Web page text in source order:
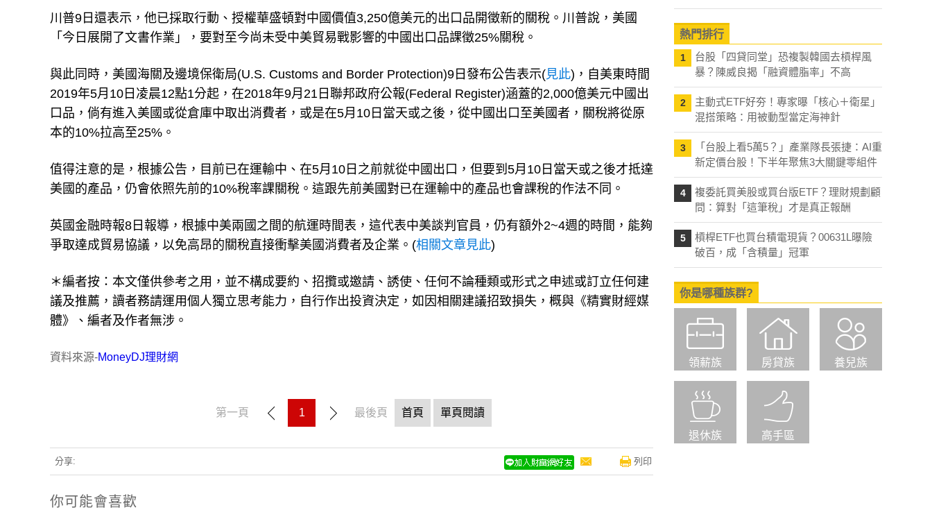
川普9日還表示，他已採取行動、授權華盛頓對中國價值3,250億美元的出口品開徵新的關稅。川普說，美國
「今日展開了文書作業」，要對至今尚未受中美貿易戰影響的中國出口品課徵25%關稅。
與此同時，美國海關及邊境保衛局(U.S. Customs and Border Protection)9日發布公告表示(見此)，自美東時間
2019年5月10日凌晨12點1分起，在2018年9月21日聯邦政府公報(Federal Register)涵蓋的2,000億美元中國出
口品，倘有進入美國或從倉庫中取出消費者，或是在5月10日當天或之後，從中國出口至美國者，關稅將從原
本的10%拉高至25%。
值得注意的是，根據公告，目前已在運輸中、在5月10日之前就從中國出口，但要到5月10日當天或之後才抵達
美國的產品，仍會依照先前的10%稅率課關稅。這跟先前美國對已在運輸中的產品也會課稅的作法不同。
英國金融時報8日報導，根據中美兩國之間的航運時間表，這代表中美談判官員，仍有額外2~4週的時間，能夠
爭取達成貿易協議，以免高昂的關稅直接衝擊美國消費者及企業。(相關文章見此)
＊編者按：本文僅供參考之用，並不構成要約、招攬或邀請、誘使、任何不論種類或形式之申述或訂立任何建
議及推薦，讀者務請運用個人獨立思考能力，自行作出投資決定，如因相關建議招致損失，概與《精實財經媒
體》、編者及作者無涉。
資料來源-MoneyDJ理財網
第一頁 1 最後頁 首頁 單頁閱讀
分享: 列印
你可能會喜歡
熱門排行
1
台股「四貸同堂」恐複製韓國去槓桿風
暴？陳威良揭「融資體脂率」不高
2
主動式ETF好夯！專家曝「核心＋衛星」
混搭策略：用被動型當定海神針
3
「台股上看5萬5？」產業隊長張捷：AI重
新定價台股！下半年聚焦3大關鍵零組件
4
複委託買美股或買台版ETF？理財規劃顧
問：算對「這筆稅」才是真正報酬
5
槓桿ETF也買台積電現貨？00631L曝險
破百，成「含積量」冠軍
你是哪種族群?
領薪族 房貸族 養兒族
退休族 高手區